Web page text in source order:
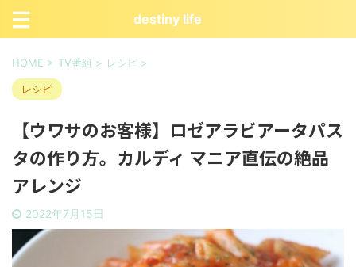
destiny life
HOME > TV番組 > レシピ >
レシピ
【ウワサのお客様】ロゼアラビアータパス
タの作り方。カルディ マニア直伝の絶品
アレンジ
2022年7月15日